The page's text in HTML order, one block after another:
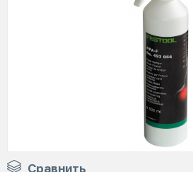
Сравнить